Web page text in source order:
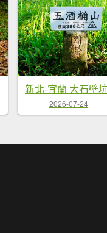
2026-07-24